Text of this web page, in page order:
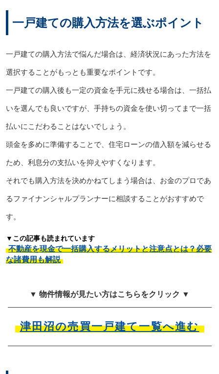
一戸建ての購入方法を選ぶポイント
一戸建ての購入方法で悩んだ場合は、経済状況にあった方法を
選択することがもっとも重要なポイントです。
一戸建ての購入後も一定の資金を手元に残せる場合は、一括払
いを選んでも良いですが、手持ちの資金を使い切ってまで一括
払いにこだわることはないでしょう。
頭金を多めに準備することで、住宅ローンの借入額を減らせる
ため、利息分の支払いを抑えやすくなります。
それでも購入方法を決めかねてしまう場合は、お金のプロであ
るファイナンシャルプランナーに相談することがおすすめで
す。
▼この記事も読まれています
不動産を現金で一括購入するメリットと注意点とは？必要
な諸費用も解説
▼ 物件情報が見たい方はこちらをクリック ▼
津田沼の売買一戸建て一覧へ進む